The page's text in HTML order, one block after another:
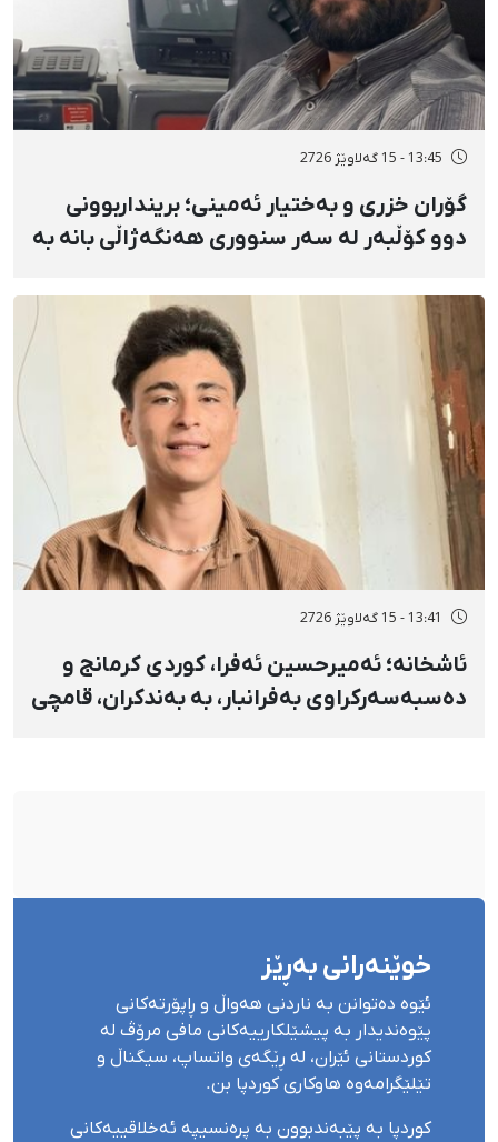
13:45 - 15 گەلاوێژ 2726
گۆران خزری و بەختیار ئەمینی؛ برینداربوونی
دوو کۆڵبەر لە سەر سنووری هەنگەژاڵی بانه بە
تەقینەوەی مین
13:41 - 15 گەلاوێژ 2726
ئاشخانە؛ ئەمیرحسین ئەفرا، کوردی کرمانج و
دەسبەسەرکراوی بەفرانبار، بە بەندکران، قامچی
خوێنەرانی بەڕێز
ئێوە دەتوانن بە ناردنی هەواڵ و ڕاپۆرتەکانی
پێوەندیدار بە پیشێلکارییەکانی مافی مرۆڤ لە
کوردستانی ئێران، لە ڕێگەی واتساپ، سیگناڵ و
تێلێگرامەوە هاوکاری کوردپا بن.
کوردپا بە پێبەندبوون بە پرەنسیپە ئەخلاقییەکانی